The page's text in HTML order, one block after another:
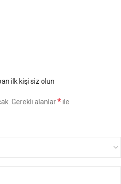
ilk kişi siz olun
Gerekli alanlar*ile